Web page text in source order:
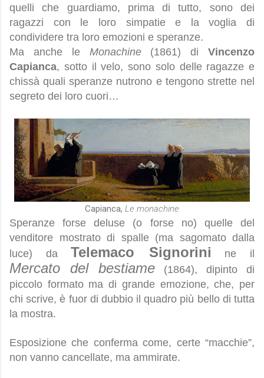
quelli che guardiamo, prima di tutto, sono dei
ragazzi con le loro simpatie e la voglia di
condividere tra loro emozioni e speranze.
Ma anche le Monachine(1861) di Vincenzo
Capianca, sotto il velo, sono solo delle ragazze e
chissà quali speranze nutrono e tengono strette nel
segreto dei loro cuori…
Capianca, Le monachine
Speranze forse deluse (o forse no) quelle del
venditore mostrato di spalle (ma sagomato dalla
luce) da Telemaco Signorini ne il
Mercato del bestiame (1864), dipinto di
piccolo formato ma di grande emozione, che, per
chi scrive, è fuor di dubbio il quadro più bello di tutta
la mostra.
Esposizione che conferma come, certe “macchie”,
non vanno cancellate, ma ammirate.